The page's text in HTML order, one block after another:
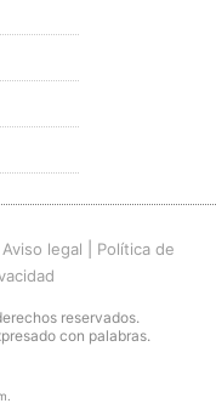
Aviso legal
Política de
reservados.
con palabras.